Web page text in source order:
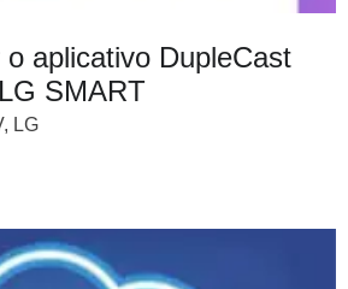
aplicativo DupleCast
SMART
, LG